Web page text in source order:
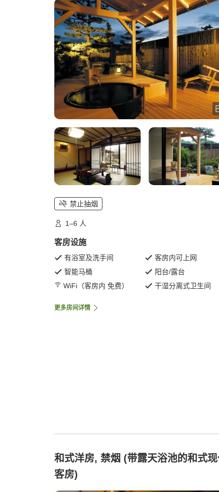
禁止抽烟
1–6 人
客房设施
有浴室及洗手间
客房内可上网
智能马桶
阳台/露台
WiFi（客房内 免费）
干湿分离式卫生间
更多房间详情
和式洋房, 禁烟 (带露天浴池的和式
客房)